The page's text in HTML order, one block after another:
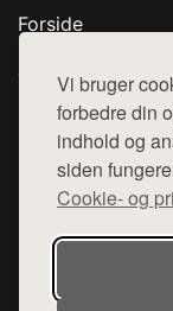
Vi bruger
forbedre din
indhold og
siden
Cookie- og
Forside
Top Rabatter
Kontakt
Denne side er en
hjemmesider